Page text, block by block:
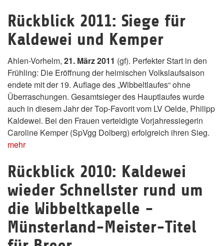
Rückblick 2011: Siege für
Kaldewei und Kemper
Ahlen-Vorhelm, 21. März 2011 (gf). Perfekter Start in den
Frühling: Die Eröffnung der heimischen Volkslaufsaison
endete mit der 19. Auflage des „Wibbeltlaufes“ ohne
Überraschungen. Gesamtsieger des Hauptlaufes wurde
auch in diesem Jahr der Top-Favorit vom LV Oelde, Philipp
Kaldewei. Bei den Frauen verteidigte Vorjahressiegerin
Caroline Kemper (SpVgg Dolberg) erfolgreich ihren Sieg.
mehr
Rückblick 2010: Kaldewei
wieder Schnellster rund um
die Wibbeltkapelle -
Münsterland-Meister-Titel